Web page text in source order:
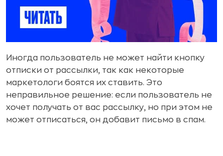
Иногда пользователь не может найти кнопку
отписки от рассылки, так как некоторые
маркетологи боятся их ставить. Это
неправильное решение: если пользователь не
хочет получать от вас рассылку, но при этом не
может отписаться, он добавит письмо в спам.